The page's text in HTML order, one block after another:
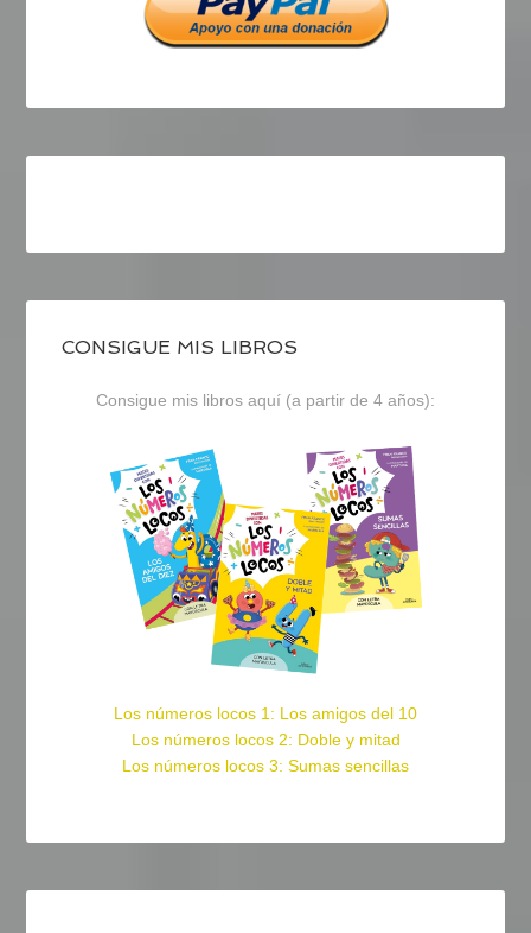
CONSIGUE MIS LIBROS
Consigue mis libros aquí (a partir de 4 años):
Los números locos 1: Los amigos del 10
Los números locos 2: Doble y mitad
Los números locos 3: Sumas sencillas